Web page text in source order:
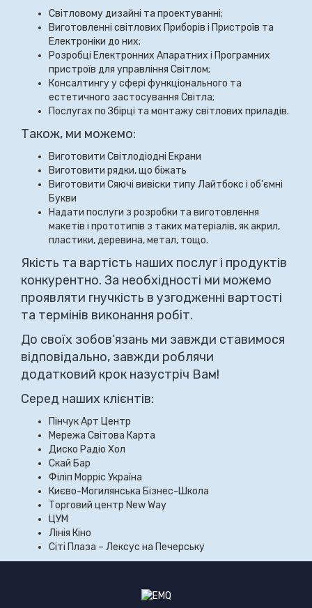
Світловому дизайні та проектуванні;
Виготовленні світлових Приборів і Пристроїв та
Електроніки до них;
Розробці Електронних Апаратних і Програмних
пристроїв для управління Світлом;
Консалтингу у сфері функціонального та
естетичного застосування Світла;
Послугах по Збірці та монтажу світлових приладів.
Також, ми можемо:
Виготовити Світлодіодні Екрани
Виготовити рядки, що біжать
Виготовити Сяючі вивіски типу Лайтбокс і об’ємні
Букви
Надати послуги з розробки та виготовлення
макетів і прототипів з таких матеріалів, як акрил,
пластики, деревина, метал, тощо.
Якість та вартість наших послуг і продуктів
конкурентно. За необхідності ми можемо
проявляти гнучкість в узгодженні вартості
та термінів виконання робіт.
До своїх зобов’язань ми завжди ставимося
відповідально, завжди роблячи
додатковий крок назустріч Вам!
Серед наших клієнтів:
Пінчук Арт Центр
Мережа Світова Карта
Диско Радіо Хол
Скай Бар
Філіп Морріс Україна
Києво-Могилянська Бізнес-Школа
Торговий центр New Way
ЦУМ
Лінія Кіно
Сіті Плаза – Лексус на Печерську